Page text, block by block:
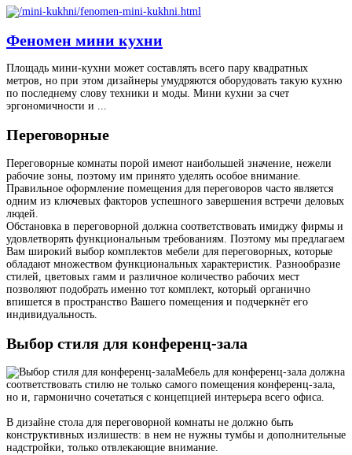
Феномен мини кухни
Площадь мини-кухни может составлять всего пару квадратных
метров, но при этом дизайнеры умудряются оборудовать такую кухню
по последнему слову техники и моды. Мини кухни за счет
эргономичности и ...
Переговорные
Переговорные комнаты порой имеют наибольшей значение, нежели
рабочие зоны, поэтому им принято уделять особое внимание.
Правильное оформление помещения для переговоров часто является
одним из ключевых факторов успешного завершения встречи деловых
людей.
Обстановка в переговорной должна соответствовать имиджу фирмы и
удовлетворять функциональным требованиям. Поэтому мы предлагаем
Вам широкий выбор комплектов мебели для переговорных, которые
обладают множеством функциональных характеристик. Разнообразие
стилей, цветовых гамм и различное количество рабочих мест
позволяют подобрать именно тот комплект, который органично
впишется в пространство Вашего помещения и подчеркнёт его
индивидуальность.
Выбор стиля для конференц-зала
Мебель для конференц-зала должна
соответствовать стилю не только самого помещения конференц-зала,
но и, гармонично сочетаться с концепцией интерьера всего офиса.
В дизайне стола для переговорной комнаты не должно быть
конструктивных излишеств: в нем не нужны тумбы и дополнительные
надстройки, только отвлекающие внимание.